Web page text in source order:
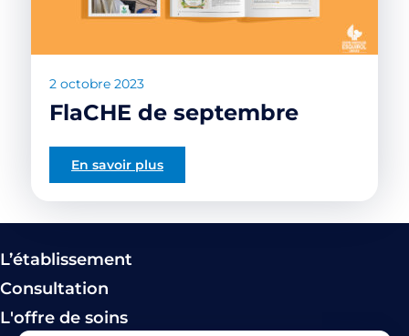
2 octobre 2023
FlaCHE de septembre
En savoir plus
L’établissement
Consultation
L'offre de soins